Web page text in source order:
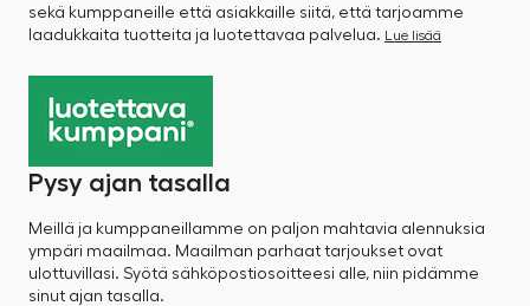
sekä kumppaneille että asiakkaille siitä, että tarjoamme
laadukkaita tuotteita ja luotettavaa palvelua. Lue lisää
Pysy ajan tasalla
Meillä ja kumppaneillamme on paljon mahtavia alennuksia
ympäri maailmaa. Maailman parhaat tarjoukset ovat
ulottuvillasi. Syötä sähköpostiosoitteesi alle, niin pidämme
sinut ajan tasalla.